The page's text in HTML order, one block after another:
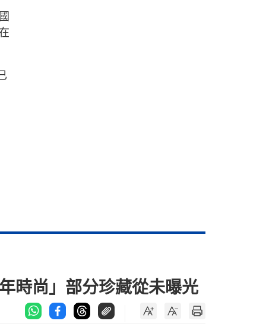
時尚」部分珍藏從未曝光